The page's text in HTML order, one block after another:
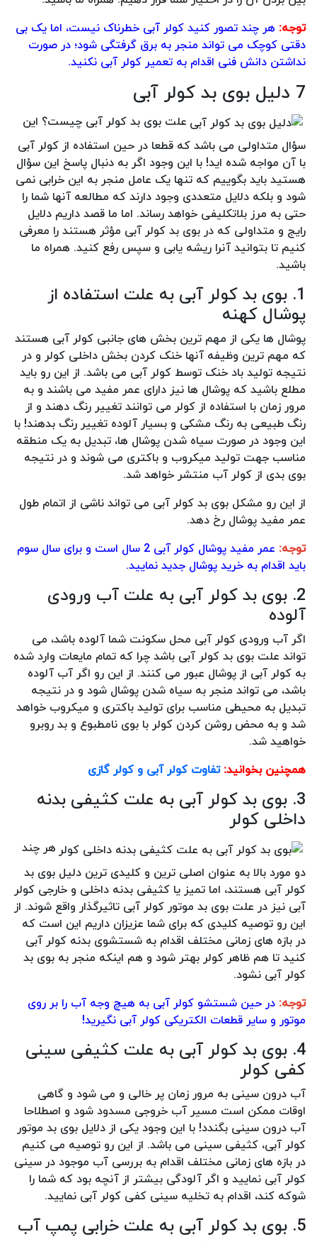
توجه: هر چند تصور کنید کولر آبی خطرناک نیست، اما یک بی
دقتی کوچک می تواند منجر به برق گرفتگی شود؛ در صورت
نداشتن دانش فنی اقدام به تعمیر کولر آبی نکنید.
7 دلیل بوی بد کولر آبی
علت بوی بد کولر آبی چیست؟ این
سؤال متداولی می باشد که قطعا در حین استفاده از کولر آبی
با آن مواجه شده اید! با این وجود اگر به دنبال پاسخ این سؤال
هستید باید بگوییم که تنها یک عامل منجر به این خرابی نمی
شود و بلکه دلایل متعددی وجود دارند که مطالعه آنها شما را
حتی به مرز بلاتکلیفی خواهد رساند. اما ما قصد داریم دلایل
رایج و متداولی که در بوی بد کولر آبی مؤثر هستند را معرفی
کنیم تا بتوانید آنرا ریشه یابی و سپس رفع کنید. همراه ما
باشید.
1. بوی بد کولر آبی به علت استفاده از
پوشال کهنه
پوشال ها یکی از مهم ترین بخش های جانبی کولر آبی هستند
که مهم ترین وظیفه آنها خنک کردن بخش داخلی کولر و در
نتیجه تولید باد خنک توسط کولر آبی می باشد. از این رو باید
مطلع باشید که پوشال ها نیز دارای عمر مفید می باشند و به
مرور زمان با استفاده از کولر می توانند تغییر رنگ دهند و از
رنگ طبیعی به رنگ مشکی و بسیار آلوده تغییر رنگ بدهند! با
این وجود در صورت سیاه شدن پوشال ها، تبدیل به یک منطقه
مناسب جهت تولید میکروب و باکتری می شوند و در نتیجه
بوی بدی از کولر آب منتشر خواهد شد.
از این رو مشکل بوی بد کولر آبی می تواند ناشی از اتمام طول
عمر مفید پوشال رخ دهد.
توجه:
عمر مفید پوشال کولر آبی 2 سال است و برای سال سوم
باید اقدام به خرید پوشال جدید نمایید.
2. بوی بد کولر آبی به علت آب ورودی
آلوده
اگر آب ورودی کولر آبی محل سکونت شما آلوده باشد، می
تواند علت بوی بد کولر آبی باشد چرا که تمام مایعات وارد شده
به کولر آبی از پوشال عبور می کنند. از این رو اگر آب آلوده
باشد، می تواند منجر به سیاه شدن پوشال شود و در نتیجه
تبدیل به محیطی مناسب برای تولید باکتری و میکروب خواهد
شد و به محض روشن کردن کولر با بوی نامطبوع و بد روبرو
خواهید شد.
همچنین بخوانید:تفاوت کولر آبی و کولر گازی
3. بوی بد کولر آبی به علت کثیفی بدنه
داخلی کولر
هر چند
دو مورد بالا به عنوان اصلی ترین و کلیدی ترین دلیل بوی بد
کولر آبی هستند، اما تمیز یا کثیفی بدنه داخلی و خارجی کولر
آبی نیز در علت بوی بد موتور کولر آبی تاثیرگذار واقع شوند. از
این رو توصیه کلیدی که برای شما عزیزان داریم این است که
در بازه های زمانی مختلف اقدام به شستشوی بدنه کولر آبی
کنید تا هم ظاهر کولر بهتر شود و هم اینکه منجر به بوی بد
کولر آبی نشود.
توجه: در حین شستشو کولر آبی به هیچ وجه آب را بر روی
موتور و سایر قطعات الکتریکی کولر آبی نگیرید!
4. بوی بد کولر آبی به علت کثیفی سینی
کفی کولر
آب درون سینی به مرور زمان پر خالی و می شود و گاهی
اوقات ممکن است مسیر آب خروجی مسدود شود و اصطلاحا
آب درون سینی بگندد! با این وجود یکی از دلایل بوی بد موتور
کولر آبی، کثیفی سینی می باشد. از این رو توصیه می کنیم
در بازه های زمانی مختلف اقدام به بررسی آب موجود در سینی
کولر آبی نمایید و اگر آلودگی بیشتر از آنچه بود که شما را
شوکه کند، اقدام به تخلیه سینی کفی کولر آبی نمایید.
5. بوی بد کولر آبی به علت خرابی پمپ آب